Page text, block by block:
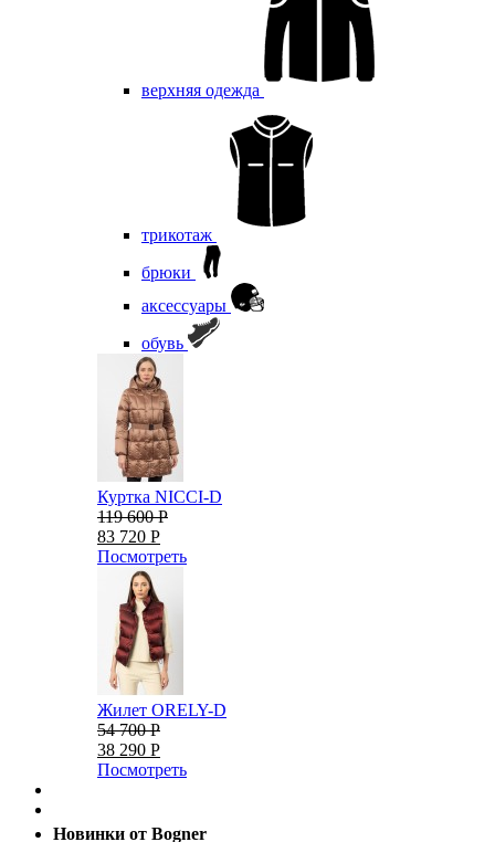
верхняя одежда
трикотаж
брюки
аксессуары
обувь
Куртка NICCI-D
119 600 Р
83 720 Р
Посмотреть
Жилет ORELY-D
54 700 Р
38 290 Р
Посмотреть
Новинки от Bogner